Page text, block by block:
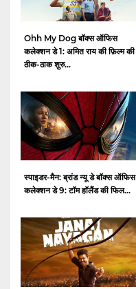
Ohh My Dog बॉक्स ऑफिस
कलेक्शन डे 1: अमित राय की फ़िल्म की
ठीक-ठाक शुरु...
स्पाइडर-मैन: ब्रांड न्यू डे बॉक्स ऑफिस
कलेक्शन डे 9: टॉम हॉलैंड की फिल...